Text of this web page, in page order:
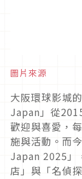
圖片來源
大阪環球影城
Japan 」從
歡迎與喜愛，
施與活動。而
Japan 2025
店」與「名偵